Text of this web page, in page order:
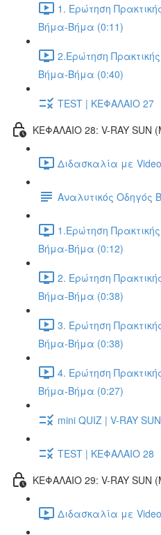
1. Ερώτηση
Βήμα-Βήμα (0:11)
2.Ερώτηση
Βήμα-Βήμα (0:40)
TEST | ΚΕΦΑΛΑΙΟ 27
ΚΕΦΑΛΑΙΟ 28: V-RAY SUN
Διδασκαλία με
Αναλυτικός Οδηγός
1.Ερώτηση
Βήμα-Βήμα (0:12)
2. Ερώτηση
Βήμα-Βήμα (0:38)
3. Ερώτηση
Βήμα-Βήμα (0:38)
4. Ερώτηση
Βήμα-Βήμα (0:27)
mini QUIZ | V-RAY
TEST | ΚΕΦΑΛΑΙΟ 28
ΚΕΦΑΛΑΙΟ 29: V-RAY SUN
Διδασκαλία με